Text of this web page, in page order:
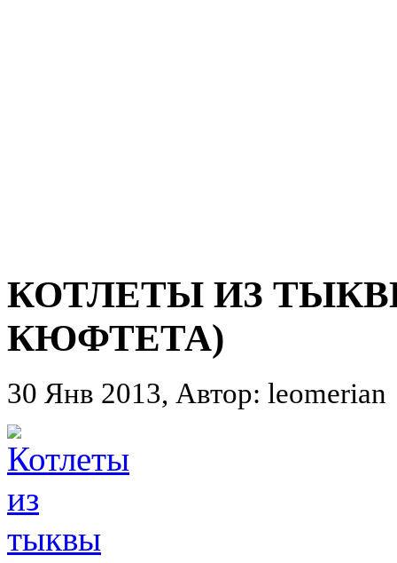
КОТЛЕТЫ ИЗ
КЮФТЕТА)
30 Янв 2013, Автор: leomerian